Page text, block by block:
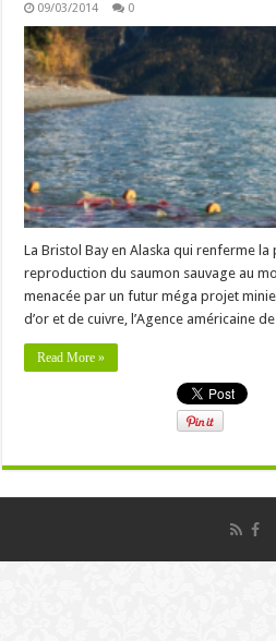
09/03/2014 0
La Bristol Bay en Alaska qui renferme
reproduction du saumon sauvage au
menacée par un futur méga projet
d’or et de cuivre, l’Agence américaine
Read More »